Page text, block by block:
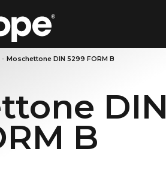
- Moschettone DIN 5299 FORM B
DIN
B